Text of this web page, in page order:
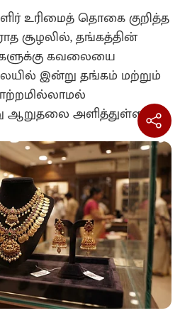
உரிமைத் தொகை குறித்த
சூழலில், தங்கத்தின்
கவலையை
இன்று தங்கம் மற்றும்
ஆறுதலை அளித்துள்ளது.